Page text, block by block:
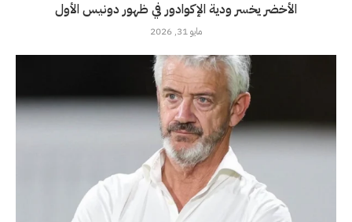
الأخضر يخسر ودية الإكوادور في ظهور دونيس الأول
مايو 31, 2026